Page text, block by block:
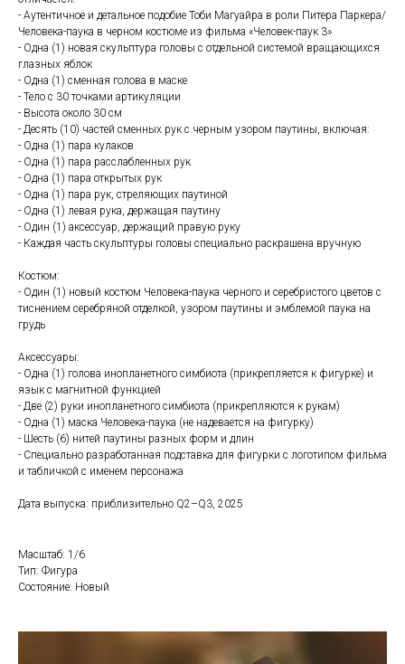
- Аутентичное и детальное подобие Тоби Магуайра в роли Питера Паркера/
Человека-паука в черном костюме из фильма «Человек-паук 3»
- Одна (1) новая скульптура головы с отдельной системой вращающихся
глазных яблок
- Одна (1) сменная голова в маске
- Тело с 30 точками артикуляции
- Высота около 30 см
- Десять (10) частей сменных рук с черным узором паутины, включая:
- Одна (1) пара кулаков
- Одна (1) пара расслабленных рук
- Одна (1) пара открытых рук
- Одна (1) пара рук, стреляющих паутиной
- Одна (1) левая рука, держащая паутину
- Один (1) аксессуар, держащий правую руку
- Каждая часть скульптуры головы специально раскрашена вручную
Костюм:
- Один (1) новый костюм Человека-паука черного и серебристого цветов с
тиснением серебряной отделкой, узором паутины и эмблемой паука на
грудь
Аксессуары:
- Одна (1) голова инопланетного симбиота (прикрепляется к фигурке) и
язык с магнитной функцией
- Две (2) руки инопланетного симбиота (прикрепляются к рукам)
- Одна (1) маска Человека-паука (не надевается на фигурку)
- Шесть (6) нитей паутины разных форм и длин
- Специально разработанная подставка для фигурки с логотипом фильма
и табличкой с именем персонажа
Дата выпуска: приблизительно Q2–Q3, 2025
Масштаб: 1/6
Тип: Фигура
Состояние: Новый